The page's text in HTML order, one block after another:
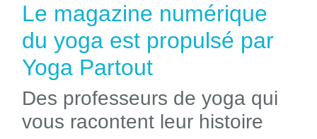
Le magazine numérique
du yoga est propulsé par
Yoga Partout
Des professeurs de yoga qui
vous racontent leur histoire